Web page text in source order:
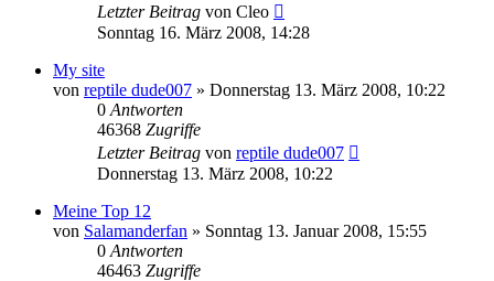
Letzter Beitrag von Cleo
Sonntag 16. März 2008, 14:28
My site
von reptile dude007 » Donnerstag 13. März 2008, 10:22
0 Antworten
46368 Zugriffe
Letzter Beitrag von reptile dude007
Donnerstag 13. März 2008, 10:22
Meine Top 12
von Salamanderfan » Sonntag 13. Januar 2008, 15:55
0 Antworten
46463 Zugriffe